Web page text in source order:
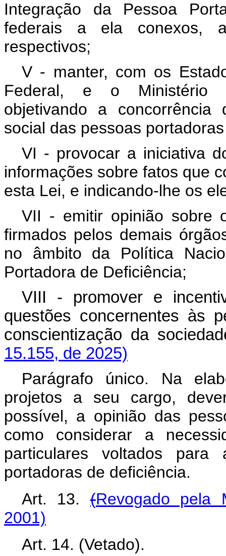
Integração da Pessoa
federais a ela conexos,
respectivos;
V - manter, com os
Federal, e o Ministério
objetivando a
social das pessoas
VI - provocar a iniciativa
informações sobre fatos que
esta Lei, e indicando-lhe os
VII - emitir opinião sobre
firmados pelos demais
no âmbito da Política
Portadora de Deficiência;
VIII - promover e
questões concernentes às
conscientização da
15.155, de 2025)
Parágrafo único. Na
projetos a seu cargo,
possível, a opinião das
como considerar a
particulares voltados
portadoras de deficiência.
Art. 13.(Revogado pela
2001)
Art. 14. (Vetado).